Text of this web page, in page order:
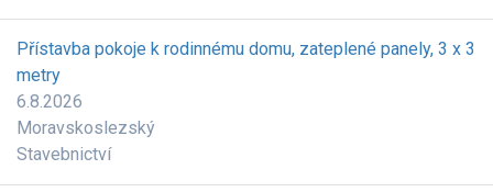
Přístavba pokoje k rodinnému domu, zateplené panely, 3 x 3
metry
6.8.2026
Moravskoslezský
Stavebnictví